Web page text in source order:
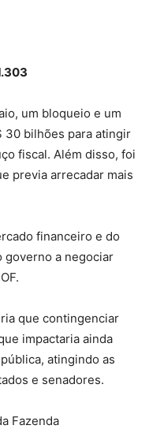
um bloqueio e um
30 bilhões para atingir
fiscal. Além disso, foi
previa arrecadar mais
financeiro e do
governo a negociar
que contingenciar
impactaria ainda
atingindo as
e senadores.
Fazenda